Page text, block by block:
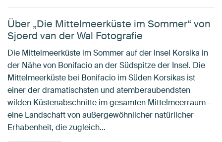
Über „Die Mittelmeerküste im Sommer“ von
Sjoerd van der Wal Fotografie
Die Mittelmeerküste im Sommer auf der Insel Korsika in
der Nähe von Bonifacio an der Südspitze der Insel. Die
Mittelmeerküste bei Bonifacio im Süden Korsikas ist
einer der dramatischsten und atemberaubendsten
wilden Küstenabschnitte im gesamten Mittelmeerraum –
eine Landschaft von außergewöhnlicher natürlicher
Erhabenheit, die zugleich…